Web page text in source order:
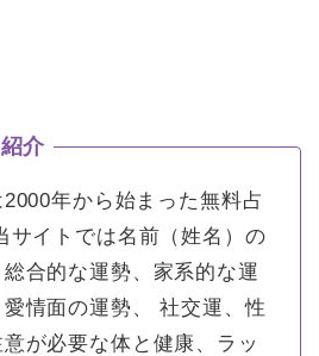
年から始まった無料占
サイトでは名前（姓名）の
合的な運勢、家系的な運
情面の運勢、 社交運、性
が必要な体と健康、ラッ